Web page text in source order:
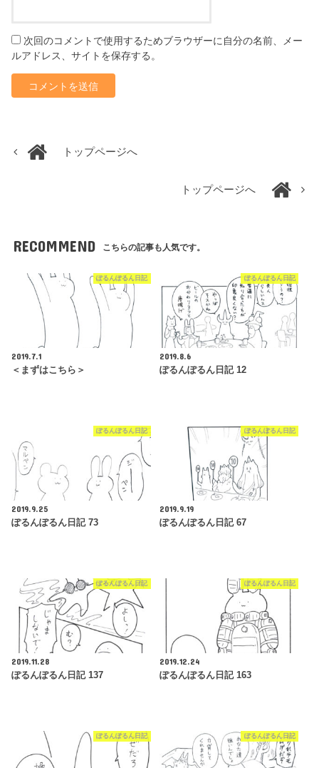
次回のコメントで使用するためブラウザーに自分の名前、メー
ルアドレス、サイトを保存する。
トップページへ
トップページへ
RECOMMEND こちらの記事も人気です。
ぽるんぽるん日記
2019.7.1
＜まずはこちら＞
ぽるんぽるん日記
2019.8.6
ぽるんぽるん日記 12
ぽるんぽるん日記
2019.9.25
ぽるんぽるん日記 73
ぽるんぽるん日記
2019.9.19
ぽるんぽるん日記 67
ぽるんぽるん日記
2019.11.28
ぽるんぽるん日記 137
ぽるんぽるん日記
2019.12.24
ぽるんぽるん日記 163
ぽるんぽるん日記 ぽるんぽるん日記